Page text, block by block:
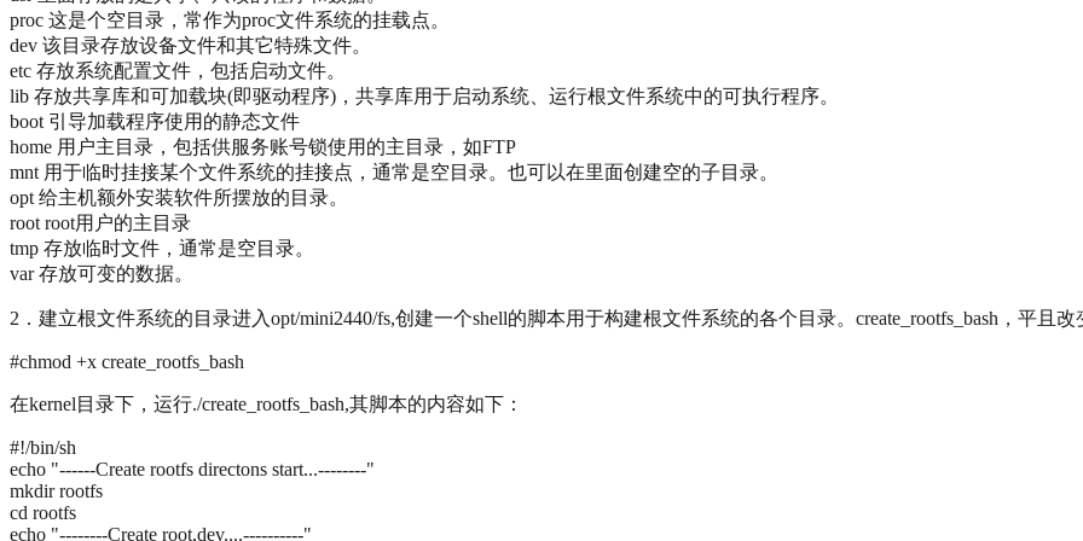
proc 这是个空目录，常作为proc文件系统的挂载点。
dev 该目录存放设备文件和其它特殊文件。
etc 存放系统配置文件，包括启动文件。
lib 存放共享库和可加载块(即驱动程序)，共享库用于启动系统、运行根文件系统中的可执行程序。
boot 引导加载程序使用的静态文件
home 用户主目录，包括供服务账号锁使用的主目录，如FTP
mnt 用于临时挂接某个文件系统的挂接点，通常是空目录。也可以在里面创建空的子目录。
opt 给主机额外安装软件所摆放的目录。
root root用户的主目录
tmp 存放临时文件，通常是空目录。
var 存放可变的数据。
2．建立根文件系统的目录进入opt/mini2440/fs,创建一个shell的脚本用于构建根文件系统的各个目录。create_rootfs_bash，平且改
#chmod +x create_rootfs_bash
在kernel目录下，运行./create_rootfs_bash,其脚本的内容如下：
#!/bin/sh
echo "------Create rootfs directons start...--------"
mkdir rootfs
cd rootfs
echo "--------Create root,dev....----------"